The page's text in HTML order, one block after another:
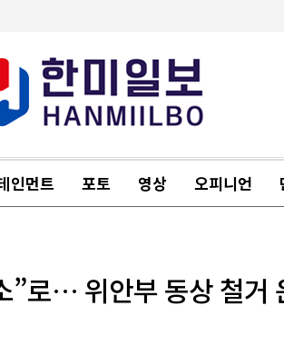
인먼트 포토 영상 오피니언
”로… 위안부 동상 철거